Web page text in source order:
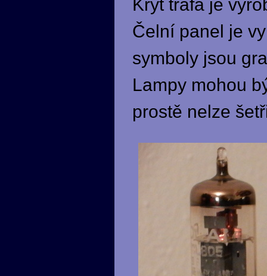
Kryt trafa je
Čelní panel je
symboly jsou
Lampy mohou
prostě nelze